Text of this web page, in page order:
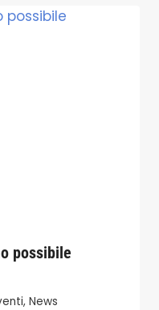
possibile
, News